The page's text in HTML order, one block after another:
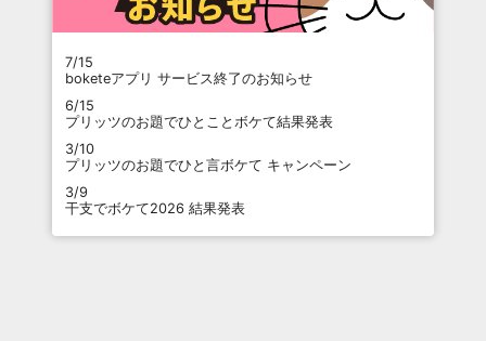
7/15
boketeアプリ サービス終了のお知らせ
6/15
プリッツのお題でひとことボケて結果発表
3/10
プリッツのお題でひと言ボケて キャンペーン
3/9
干支でボケて2026 結果発表